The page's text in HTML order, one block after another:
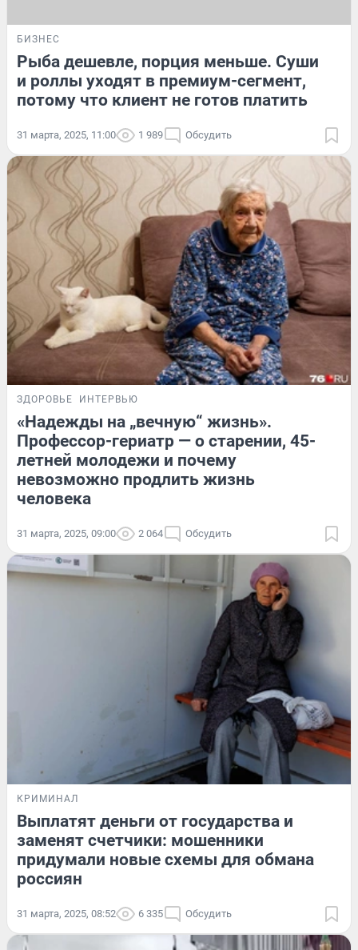
БИЗНЕС
Рыба дешевле, порция меньше. Суши
и роллы уходят в премиум-сегмент,
потому что клиент не готов платить
31 марта, 2025, 11:00 1 989 Обсудить
ЗДОРОВЬЕ ИНТЕРВЬЮ
«Надежды на „вечную“ жизнь».
Профессор-гериатр — о старении, 45-
летней молодежи и почему
невозможно продлить жизнь
человека
31 марта, 2025, 09:00 2 064 Обсудить
КРИМИНАЛ
Выплатят деньги от государства и
заменят счетчики: мошенники
придумали новые схемы для обмана
россиян
31 марта, 2025, 08:52 6 335 Обсудить